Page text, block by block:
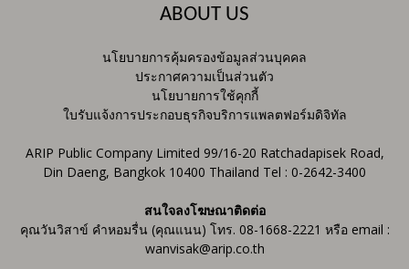
ABOUT US
นโยบายการคุ้มครองข้อมูลส่วนบุคคล
ประกาศความเป็นส่วนตัว
นโยบายการใช้คุกกี้
ใบรับแจ้งการประกอบธุรกิจบริการแพลตฟอร์มดิจิทัล
ARIP Public Company Limited 99/16-20 Ratchadapisek Road,
Din Daeng, Bangkok 10400 Thailand Tel : 0-2642-3400
สนใจลงโฆษณาติดต่อ
คุณวันวิสาข์ คำหอมรื่น (คุณแนน) โทร. 08-1668-2221 หรือ email :
wanvisak@arip.co.th